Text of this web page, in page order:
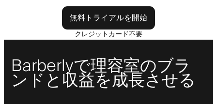
無料トライアルを開始
クレジットカード不要
Barberlyで理容室のブラ
ンドと収益を成長させる